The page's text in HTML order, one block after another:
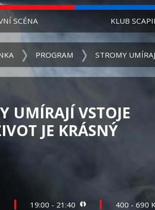
SCÉNA KLUB
PROGRAM STROMY
UMÍRAJÍ VSTOJE
JE KRÁSNÝ
19:00 - 21:40 400 - 690